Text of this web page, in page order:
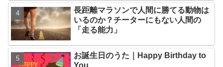
長距離マラソンで人間に勝てる動物は
いるのか？チーターにもない人間の
「走る能力」
お誕生日のうた｜Happy Birthday to
You